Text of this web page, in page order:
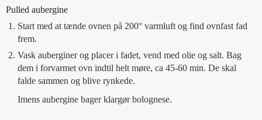
Pulled aubergine
Start med at tænde ovnen på 200° varmluft og find ovnfast fad
frem.
Vask auberginer og placer i fadet, vend med olie og salt. Bag
dem i forvarmet ovn indtil helt møre, ca 45-60 min. De skal
falde sammen og blive rynkede.
Imens aubergine bager klargør bolognese.